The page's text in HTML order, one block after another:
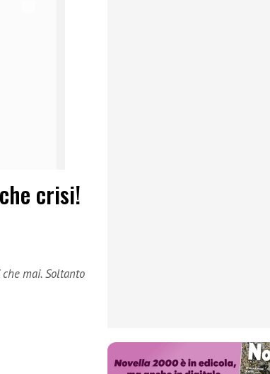
crisi!
mai. Soltanto